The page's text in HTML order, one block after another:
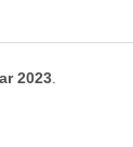
2023